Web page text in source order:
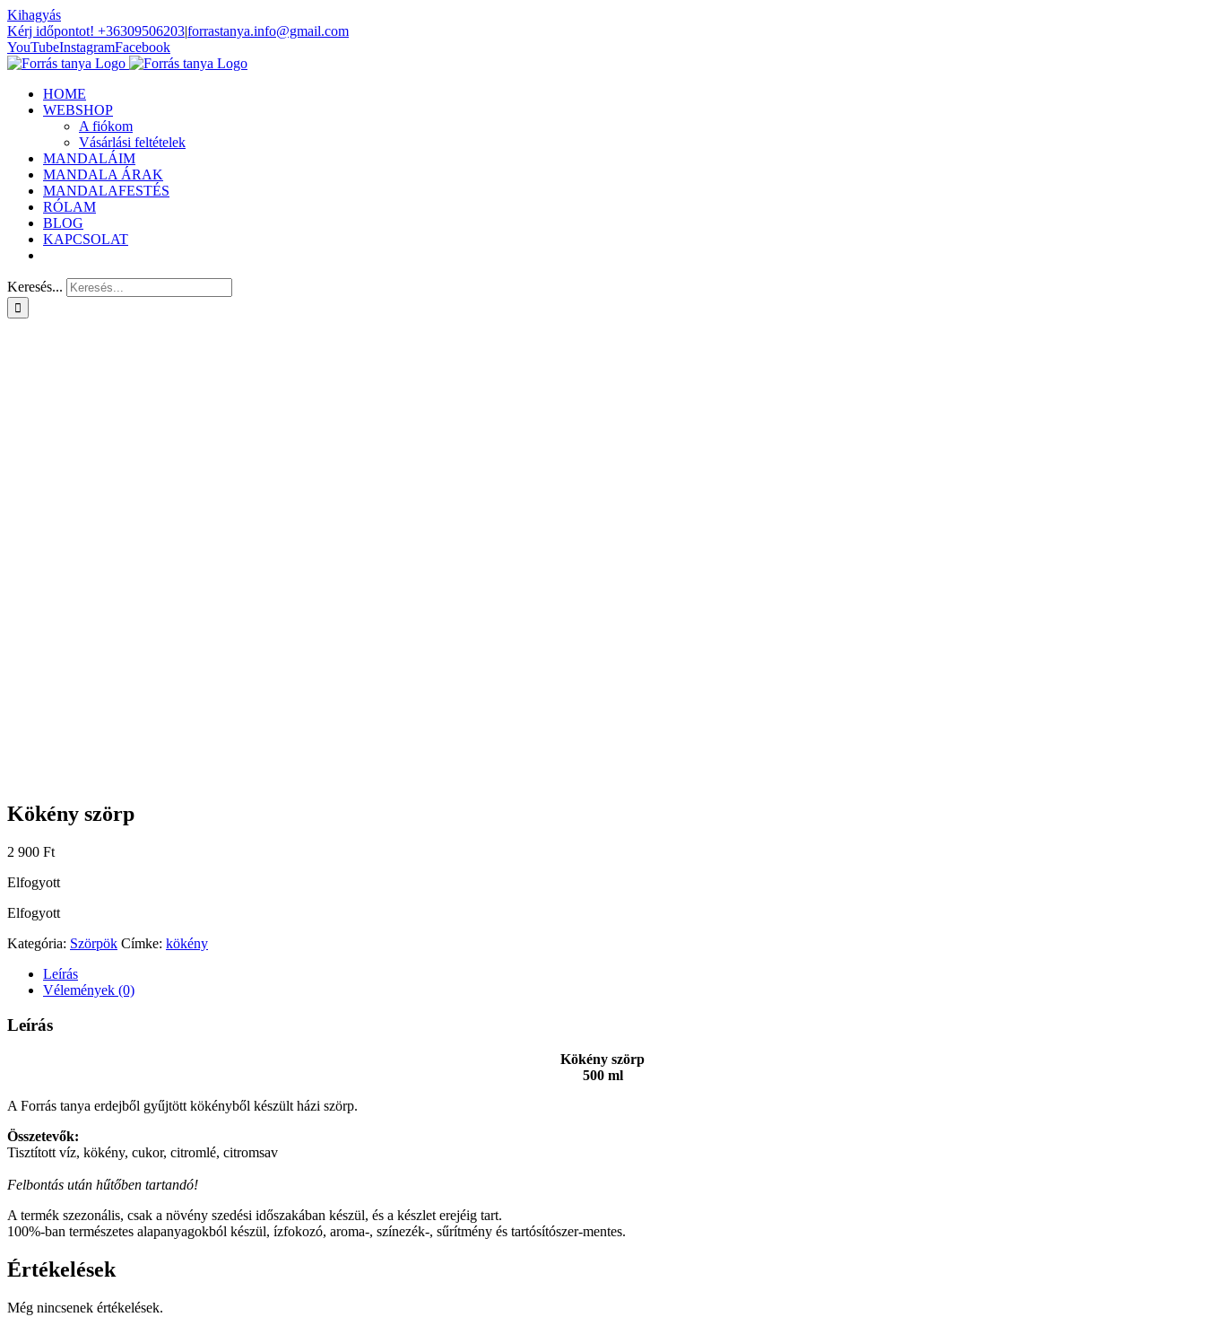
Kihagyás
Kérj időpontot! +36309506203|forrastanya.info@gmail.com
YouTubeInstagramFacebook
HOME
WEBSHOP
A fiókom
Vásárlási feltételek
MANDALÁIM
MANDALA ÁRAK
MANDALAFESTÉS
RÓLAM
BLOG
KAPCSOLAT
Keresés...
Kökény szörp
2 900 Ft
Elfogyott
Elfogyott
Kategória: Szörpök Címke: kökény
Leírás
Vélemények (0)
Leírás
Kökény szörp
500 ml
A Forrás tanya erdejből gyűjtött kökényből készült házi szörp.
Összetevők:
Tisztított víz, kökény, cukor, citromlé, citromsav
Felbontás után hűtőben tartandó!
A termék szezonális, csak a növény szedési időszakában készül, és a készlet erejéig tart.
100%-ban természetes alapanyagokból készül, ízfokozó, aroma-, színezék-, sűrítmény és tartósítószer-mentes.
Értékelések
Még nincsenek értékelések.